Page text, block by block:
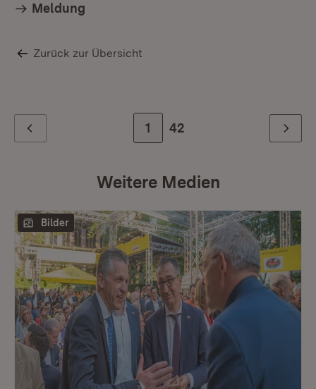
Meldung
Zurück zur Übersicht
Zur Seite
1 Zur letzten Seite
42 Weiter
Weitere Medien
Bilder